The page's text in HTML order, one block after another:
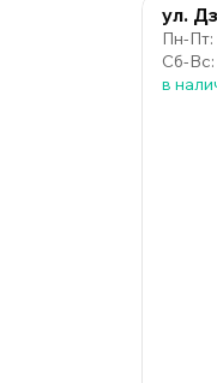
ул.
Пн-
Сб-
в